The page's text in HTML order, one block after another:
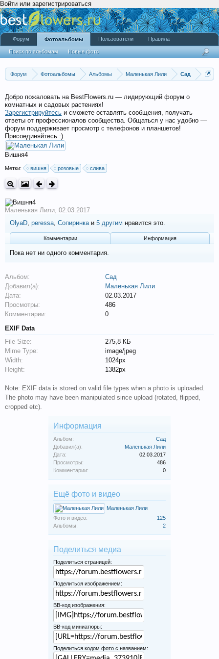
Войти или зарегистрироваться
Форум Фотоальбомы Альбомы Маленькая Лили Сад
Добро пожаловать на BestFlowers.ru — лидирующий форум о
комнатных и садовых растениях!
Зарегистрируйтесь и сможете оставлять сообщения, получать
ответы от профессионалов сообщества. Общаться у нас удобно —
форум поддерживает просмотр с телефонов и планшетов!
Присоединяйтесь :)
Вишня4
Метки: вишня розовые слива
Маленькая Лили, 02.03.2017
OlyaD, peressa, Сопиринкаи 5 другим нравится это.
Комментарии Информация
Пока нет ни одного комментария.
Альбом:
Сад
Добавил(а):
Маленькая Лили
Дата:
02.03.2017
Просмотры:
486
Комментарии:
0
EXIF Data
File Size:
275,8 КБ
Mime Type:
image/jpeg
Width:
1024px
Height:
1382px
Note: EXIF data is stored on valid file types when a photo is uploaded.
The photo may have been manipulated since upload (rotated, flipped,
cropped etc).
Информация
Альбом:
Сад
Добавил(а):
Маленькая Лили
Дата:
02.03.2017
Просмотры:
486
Комментарии:
0
Ещё фото и видео
Маленькая Лили
Фото и видео:
125
Альбомы:
2
Поделиться медиа
Поделиться страницей:
Поделиться изображением:
BB-код изображения:
BB-код миниатюры:
Поделиться кодом фото с названием:
Форум Фотоальбомы
Поиск по альбомам Новые фото
Пользователи Правила